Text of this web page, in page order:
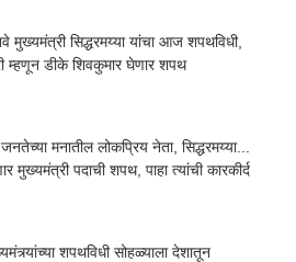
मुख्यमंत्री सिद्धरमय्या यांचा आज शपथविधी,
म्हणून डीके शिवकुमार घेणार शपथ
मनातील लोकप्रिय नेता, सिद्धरमय्या...
मुख्यमंत्री पदाची शपथ, पाहा त्यांची कारकीर्द
शपथविधी सोहळ्याला देशातून